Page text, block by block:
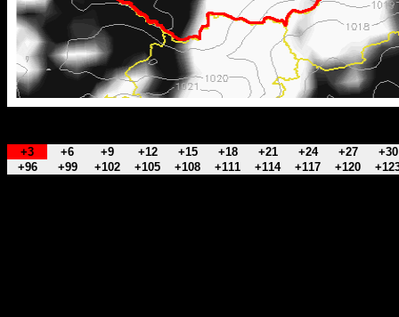
+3 +6 +9 +12 +15 +18 +21 +24 +27
+30
+96
+99 +102 +105 +108 +111 +114 +117 +120